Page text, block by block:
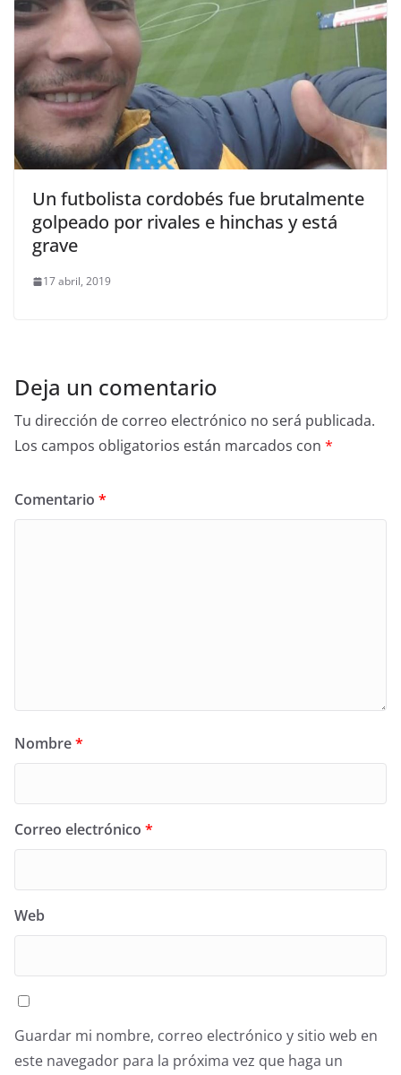
Un futbolista cordobés fue brutalmente
golpeado por rivales e hinchas y está
grave
17 abril, 2019
Deja un comentario
Tu dirección de correo electrónico no será publicada.
Los campos obligatorios están marcados con *
Comentario *
Nombre*
Correo electrónico *
Web
Guardar mi nombre, correo electrónico y sitio web en
este navegador para la próxima vez que haga un